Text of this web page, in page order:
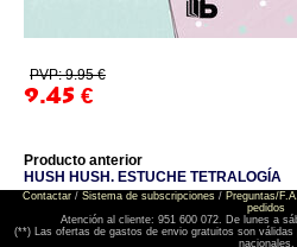
PVP: 9.95 €
9.45 €
Producto anterior
HUSH HUSH. ESTUCHE TETRALOGÍA
Contactar/ Sistema de subscripciones/ Preguntas/
pedidos
Atención al cliente: 951 600 072. De lunes a
(**) Las ofertas de gastos de envio gratuitos son
nacionales.